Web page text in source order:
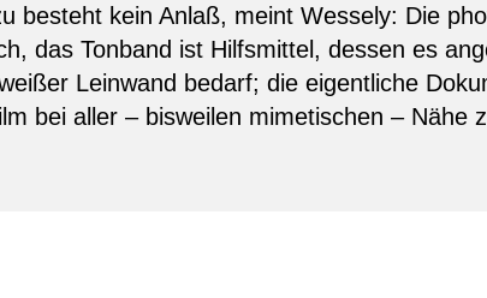
besteht kein Anlaß, meint Wessely: Die
das Tonband ist Hilfsmittel, dessen es
Leinwand bedarf; die eigentliche
bei aller – bisweilen mimetischen – Nähe